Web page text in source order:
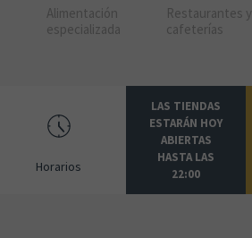
Alimentación
especializada
Restaurantes y
cafeterías
Horarios
LAS TIENDAS
ESTARÁN HOY
ABIERTAS
HASTA LAS
22:00